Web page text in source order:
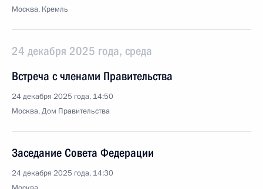
Москва, Кремль
24 декабря 2025 года, среда
Встреча с членами Правительства
24 декабря 2025 года, 14:50
Москва, Дом Правительства
Заседание Совета Федерации
24 декабря 2025 года, 14:30